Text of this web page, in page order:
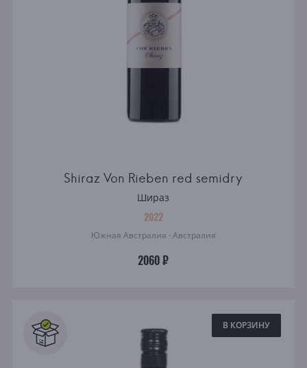
Shiraz Von Rieben red semidry
Шираз
2022
Южная Австралия · Австралия
2060 ₽
В КОРЗИНУ